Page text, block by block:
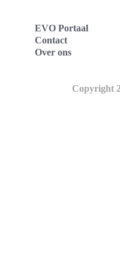
EVO Portaal
Contact
Over ons
Copyright